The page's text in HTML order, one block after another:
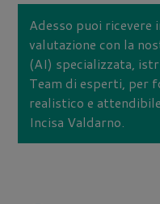
Adesso puoi ricevere
valutazione con la
(AI) specializzata,
Team di esperti, per
realistico e
Incisa Valdarno.